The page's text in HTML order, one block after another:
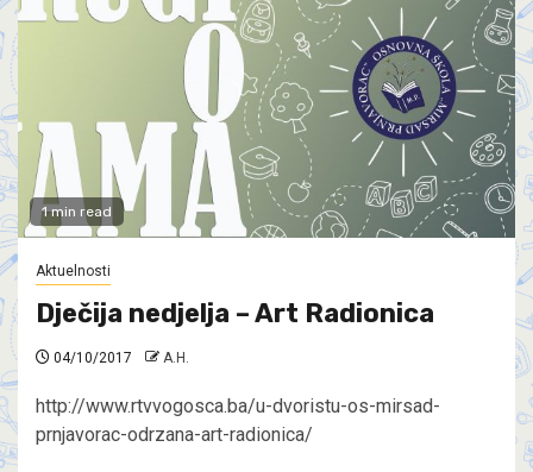
1 min read
Aktuelnosti
Dječija nedjelja – Art Radionica
04/10/2017 A.H.
http://www.rtvvogosca.ba/u-dvoristu-os-mirsad-
prnjavorac-odrzana-art-radionica/